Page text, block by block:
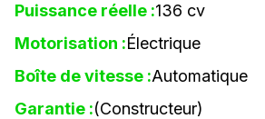
Puissance réelle :136 cv
Motorisation :Électrique
Boîte de vitesse :Automatique
Garantie :(Constructeur)